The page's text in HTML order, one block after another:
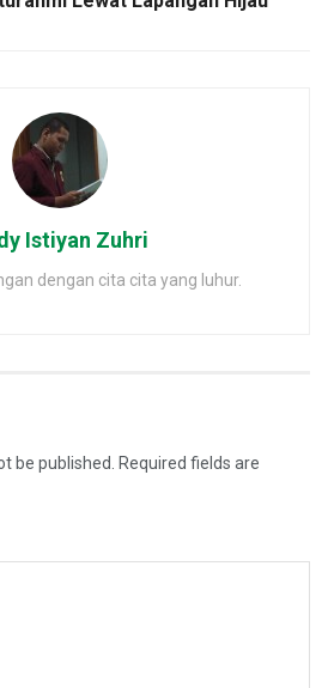
Istiyan Zuhri
dengan cita cita yang luhur.
be published. Required fields are